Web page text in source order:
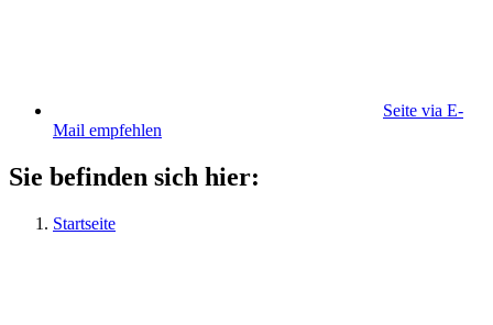
Seite via E-
Mail empfehlen
Sie befinden sich hier:
Startseite